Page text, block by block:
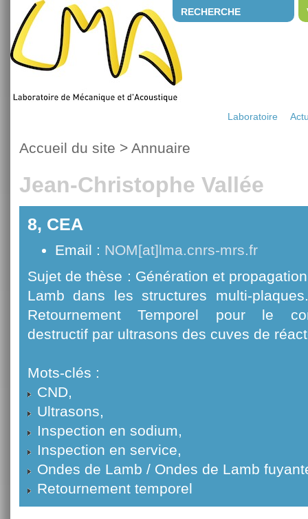
RECHERCHE
Laboratoire
Accueil du site > Annuaire
Jean-Christophe Vallée
8, CEA
Email : NOM[at]lma.cnrs-mrs.fr
Sujet de thèse : Génération et
Lamb dans les structures multi-
Retournement Temporel pour le
destructif par ultrasons des cuves de
Mots-clés :
CND,
Ultrasons,
Inspection en sodium,
Inspection en service,
Ondes de Lamb / Ondes de Lamb
Retournement temporel